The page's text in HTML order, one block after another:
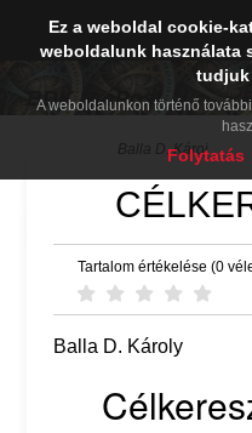
BDK PréPost
Balla D. Károj
Tartalom értékelése (0
Balla D. Károly
Ez a weboldal cookie-
weboldalunk használata
A weboldalunkon történő
Folytatás